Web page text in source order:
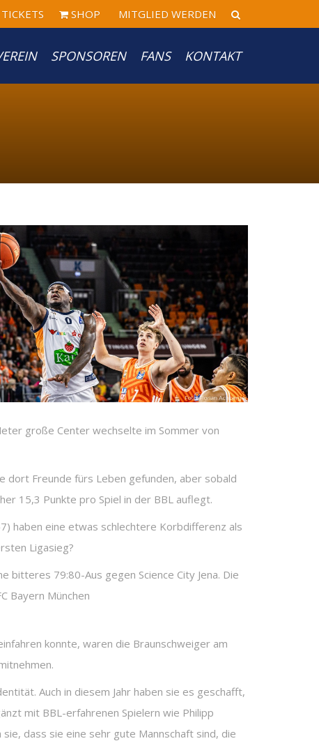
TICKETS SHOP MITGLIED WERDEN
SPONSOREN FANS KONTAKT
große Center wechselte im Sommer von
dort Freunde fürs Leben gefunden, aber sobald
15,3 Punkte pro Spiel in der BBL auflegt.
haben eine etwas schlechtere Korbdifferenz als
Ligasieg?
bitteres 79:80-Aus gegen Science City Jena. Die
Bayern München
konnte, waren die Braunschweiger am
Auch in diesem Jahr haben sie es geschafft,
mit BBL-erfahrenen Spielern wie Philipp
dass sie eine sehr gute Mannschaft sind, die